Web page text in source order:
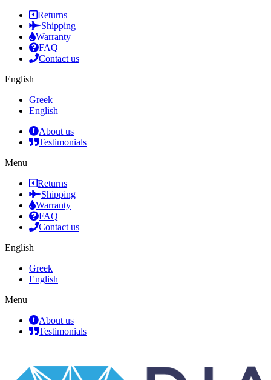
Returns
Shipping
Warranty
FAQ
Contact us
English
Greek
English
About us
Testimonials
Menu
Returns
Shipping
Warranty
FAQ
Contact us
English
Greek
English
Menu
About us
Testimonials